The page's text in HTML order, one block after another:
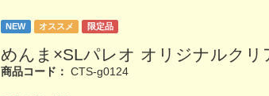
NEW オススメ 限定品
めんま×SLパレオ オリジナルクリ
商品コード： CTS-g0124